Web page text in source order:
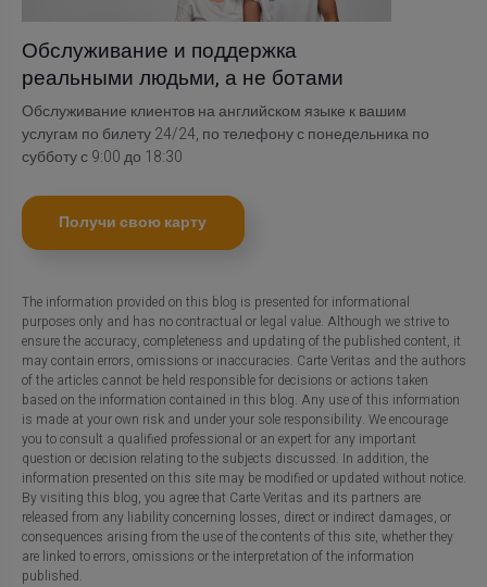
Обслуживание и поддержка
реальными людьми, а не ботами
Обслуживание клиентов на английском языке к вашим
услугам по билету 24/24, по телефону с понедельника по
субботу с 9:00 до 18:30
Получи свою карту
The information provided on this blog is presented for informational
purposes only and has no contractual or legal value. Although we strive to
ensure the accuracy, completeness and updating of the published content, it
may contain errors, omissions or inaccuracies. Carte Veritas and the authors
of the articles cannot be held responsible for decisions or actions taken
based on the information contained in this blog. Any use of this information
is made at your own risk and under your sole responsibility. We encourage
you to consult a qualified professional or an expert for any important
question or decision relating to the subjects discussed. In addition, the
information presented on this site may be modified or updated without notice.
By visiting this blog, you agree that Carte Veritas and its partners are
released from any liability concerning losses, direct or indirect damages, or
consequences arising from the use of the contents of this site, whether they
are linked to errors, omissions or the interpretation of the information
published.